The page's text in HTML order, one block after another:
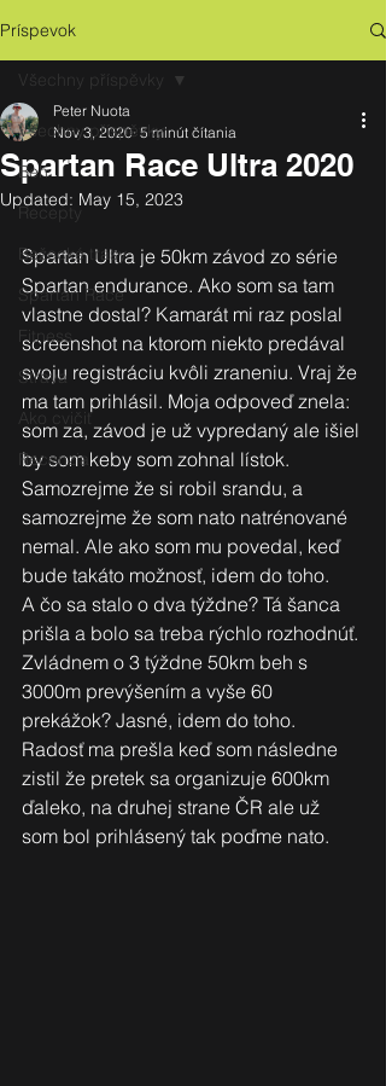
Príspevok
Všechny příspěvky
Beh
Recepty
Bežecké trasy
Spartan Race
Fitness
Strava
Ako cvičiť
Recenzia
Všechny příspěvky
Spartan Race Ultra 2020
Peter Nuota
Nov 3, 2020 5 minút čítania
Updated: May 15, 2023
Spartan Ultra je 50km závod zo série
Spartan endurance. Ako som sa tam
vlastne dostal? Kamarát mi raz poslal
screenshot na ktorom niekto predával
svoju registráciu kvôli zraneniu. Vraj že
ma tam prihlásil. Moja odpoveď znela:
som za, závod je už vypredaný ale išiel
by som keby som zohnal lístok.
Samozrejme že si robil srandu, a
samozrejme že som nato natrénované
nemal. Ale ako som mu povedal, keď
bude takáto možnosť, idem do toho.
A čo sa stalo o dva týždne? Tá šanca
prišla a bolo sa treba rýchlo rozhodnúť.
Zvládnem o 3 týždne 50km beh s
3000m prevýšením a vyše 60
prekážok? Jasné, idem do toho.
Radosť ma prešla keď som následne
zistil že pretek sa organizuje 600km
ďaleko, na druhej strane ČR ale už
som bol prihlásený tak poďme nato.